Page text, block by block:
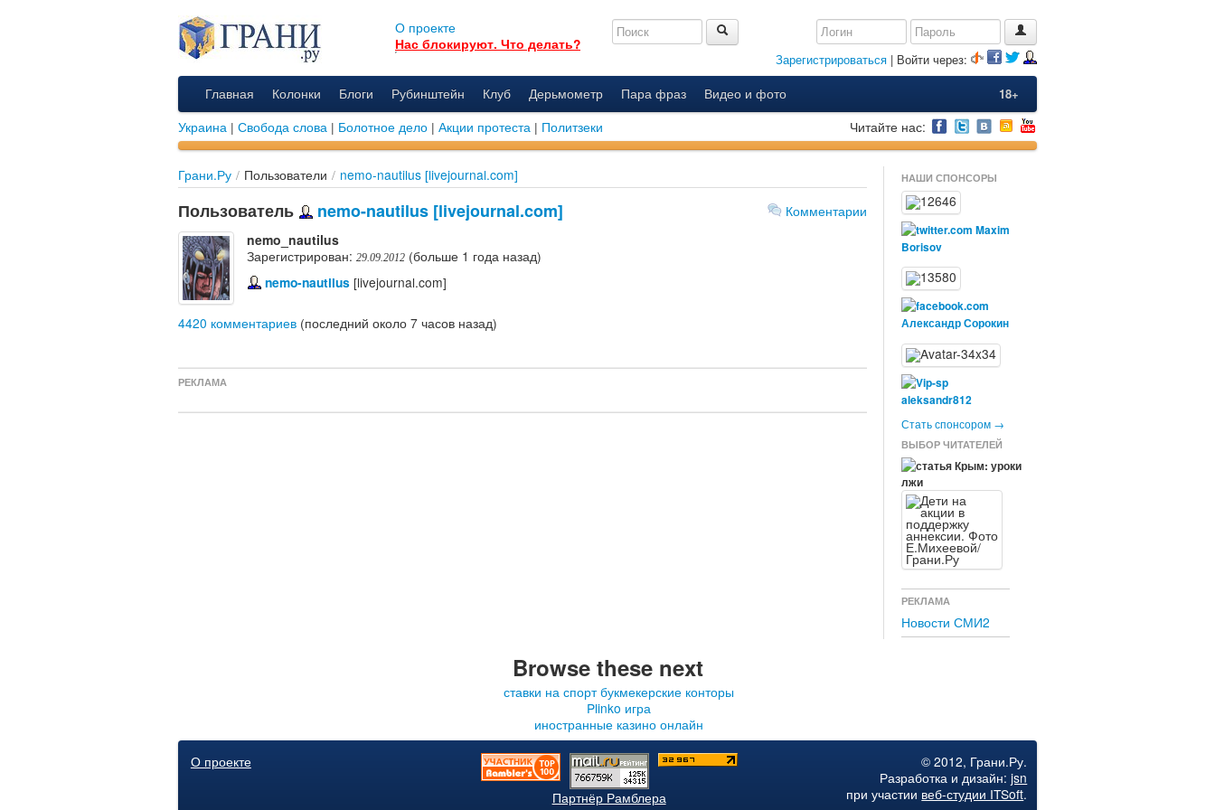
О проекте
Нас блокируют. Что делать?
Зарегистрироваться | Войти через:
18+
Главная Колонки Блоги Рубинштейн Клуб Дерьмометр Пара фраз
Видео и фото
Украина | Свобода слова | Болотное дело | Акции протеста | Политзеки Читайте нас:
Грани.Ру / Пользователи / nemo-nautilus [livejournal.com]
Комментарии
Пользователь nemo-nautilus [livejournal.com]
nemo_nautilus
Зарегистрирован: 29.09.2012(больше 1 года назад)
nemo-nautilus [livejournal.com]
4420 комментариев (последний около 7 часов назад)
РЕКЛАМА
НАШИ СПОНСОРЫ
Maxim
Borisov
Александр Сорокин
aleksandr812
Стать спонсором →
ВЫБОР ЧИТАТЕЛЕЙ
Крым: уроки
лжи
РЕКЛАМА
Новости СМИ2
Browse these next
ставки на спорт букмекерские конторы
Plinko игра
иностранные казино онлайн
О проекте
Партнёр Рамблера
© 2012, Грани.Ру.
Разработка и дизайн:jsn
при участии веб-студии ITSoft.